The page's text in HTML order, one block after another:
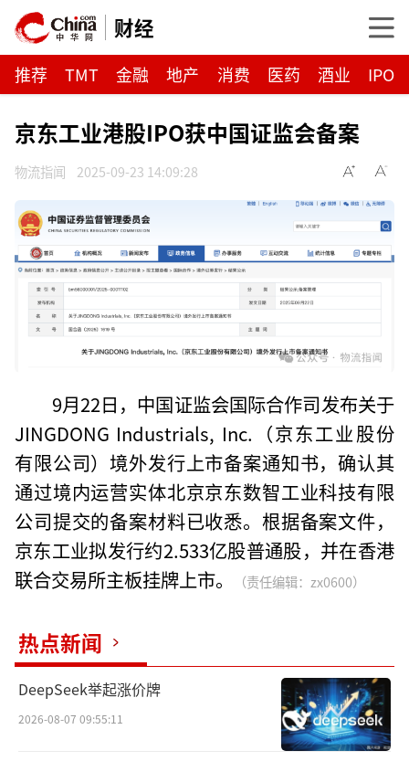
财经
推荐 TMT 金融 地产 消费 医药 酒业 IPO
京东工业港股IPO获中国证监会备案
物流指闻 2025-09-23 14:09:28
9月22日，中国证监会国际合作司发布关于
JINGDONG Industrials, Inc.（京东工业股份
有限公司）境外发行上市备案通知书，确认其
通过境内运营实体北京京东数智工业科技有限
公司提交的备案材料已收悉。根据备案文件，
京东工业拟发行约2.533亿股普通股，并在香港
联合交易所主板挂牌上市。
（责任编辑：zx0600）
热点新闻
DeepSeek举起涨价牌
2026-08-07 09:55:11